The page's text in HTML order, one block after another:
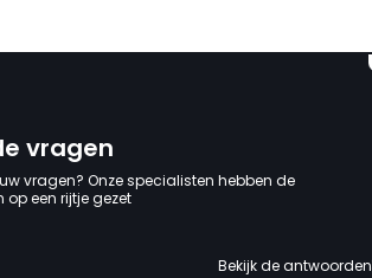
vragen
vragen? Onze specialisten hebben de
een rijtje gezet
Bekijk de antwoorden